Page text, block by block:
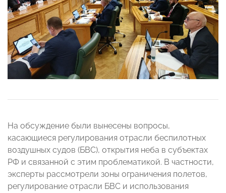
На обсуждение были вынесены вопросы,
касающиеся регулирования отрасли беспилотных
воздушных судов (БВС), открытия неба в субъектах
РФ и связанной с этим проблематикой. В частности,
эксперты рассмотрели зоны ограничения полетов,
регулирование отрасли БВС и использования